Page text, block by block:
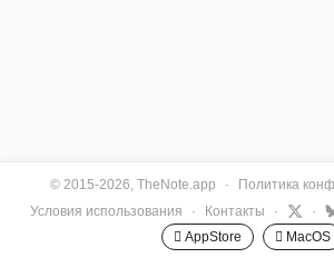
© 2015-2026, TheNote.app · Политика
Условия использования
· Контакты · ·
 AppStore
 MacOS